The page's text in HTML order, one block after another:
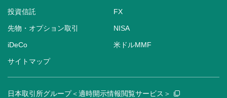
投資信託 FX
先物・オプション取引 NISA
iDeCo 米ドルMMF
サイトマップ
日本取引所グループ＜適時開示情報閲覧サービス＞